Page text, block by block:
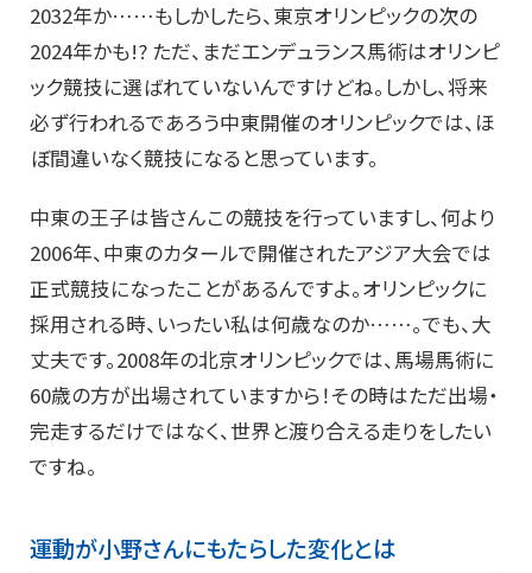
2032年か……もしかしたら、東京オリンピックの次の
2024年かも!? ただ、まだエンデュランス馬術はオリンピ
ック競技に選ばれていないんですけどね。しかし、将来
必ず行われるであろう中東開催のオリンピックでは、ほ
ぼ間違いなく競技になると思っています。
中東の王子は皆さんこの競技を行っていますし、何より
2006年、中東のカタールで開催されたアジア大会では
正式競技になったことがあるんですよ。オリンピックに
採用される時、いったい私は何歳なのか……。でも、大
丈夫です。2008年の北京オリンピックでは、馬場馬術に
60歳の方が出場されていますから！その時はただ出場・
完走するだけではなく、世界と渡り合える走りをしたい
ですね。
運動が小野さんにもたらした変化とは